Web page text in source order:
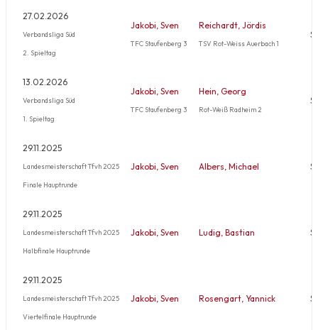
27.02.2026
Verbandsliga Süd
2. Spieltag
Jakobi, Sven
TFC Staufenberg 3
Reichardt, Jördis
TSV Rot-Weiss Auerbach 1
13.02.2026
Verbandsliga Süd
1. Spieltag
Jakobi, Sven
TFC Staufenberg 3
Hein, Georg
Rot-Weiß Radheim 2
29.11.2025
Landesmeisterschaft Tfvh 2025
Finale Hauptrunde
Jakobi, Sven Albers, Michael
29.11.2025
Landesmeisterschaft Tfvh 2025
Halbfinale Hauptrunde
Jakobi, Sven Ludig, Bastian
29.11.2025
Landesmeisterschaft Tfvh 2025
Viertelfinale Hauptrunde
Jakobi, Sven Rosengart, Yannick